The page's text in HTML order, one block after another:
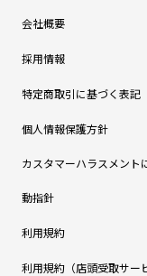
会社概要
採用情報
特定商取引に基づく表記
個人情報保護方針
カスタマーハラスメント
動指針
利用規約
利用規約（店頭受取サー